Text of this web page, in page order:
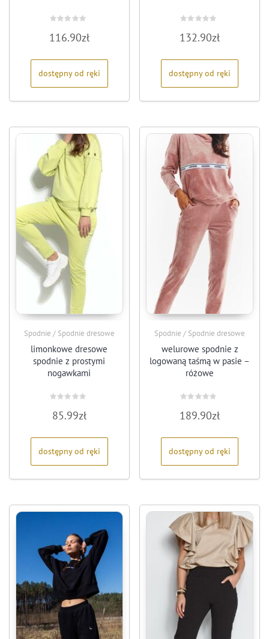
0
na
116.90zł
dostępny od ręki
0
na
132.90zł
dostępny od ręki
Spodnie / Spodnie dresowe
limonkowe dresowe
spodnie z prostymi
nogawkami
0
na
85.99zł
dostępny od ręki
Spodnie / Spodnie dresowe
welurowe spodnie z
logowaną taśmą w pasie –
różowe
0
na
189.90zł
dostępny od ręki